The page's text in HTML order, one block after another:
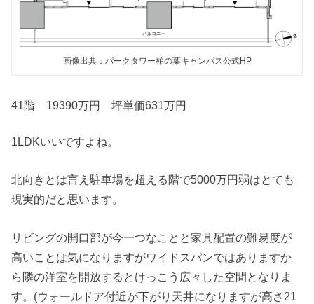
画像出典：パークタワー柏の葉キャンパス公式HP
41階 19390万円 坪単価631万円
1LDKいいですよね。
北向きとは言え駐車場を超える階で5000万円弱はとても
現実的だと思います。
リビングの開口部が今一つなことと家具配置の難易度が
高いことは気になりますがワイドスパンではありますか
ら隣の洋室を開放するとけっこう広々した空間となりま
す。(ウォールドア付近が下がり天井になりますが高さ21